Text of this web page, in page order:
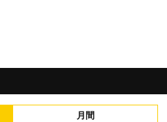
月間